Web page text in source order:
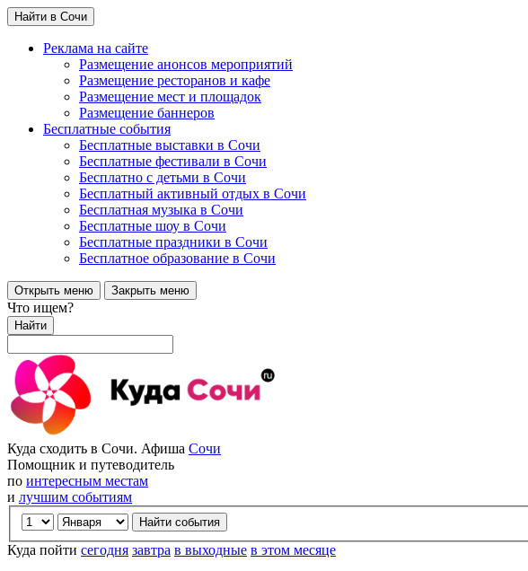
Найти в Сочи
Реклама на сайте
Размещение анонсов мероприятий
Размещение ресторанов и кафе
Размещение мест и площадок
Размещение баннеров
Бесплатные события
Бесплатные выставки в Сочи
Бесплатные фестивали в Сочи
Бесплатно с детьми в Сочи
Бесплатный активный отдых в Сочи
Бесплатная музыка в Сочи
Бесплатные шоу в Сочи
Бесплатные праздники в Сочи
Бесплатное образование в Сочи
Открыть меню Закрыть меню
Что ищем?
Найти
Куда сходить в Сочи. Афиша Сочи
Помощник и путеводитель
по интересным местам
и лучшим событиям
Куда пойти сегодня завтра в выходные в этом месяце